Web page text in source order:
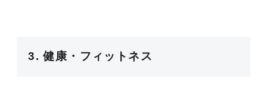
3. 健康・フィットネス